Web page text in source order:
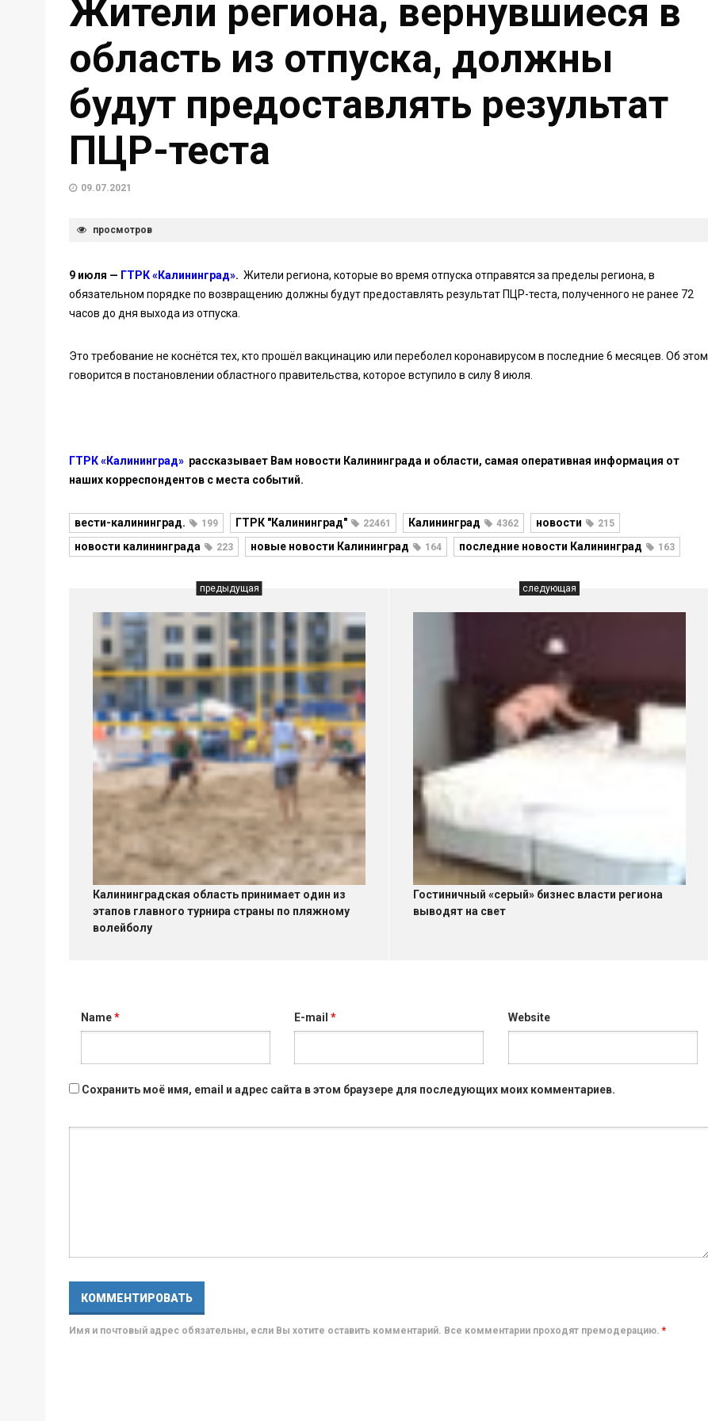
Жители региона, вернувшиеся в
область из отпуска, должны
будут предоставлять результат
ПЦР-теста
09.07.2021
просмотров
9 июля — ГТРК «Калининград». Жители региона, которые во время отпуска отправятся за пределы региона, в
обязательном порядке по возвращению должны будут предоставлять результат ПЦР-теста, полученного не ранее 72
часов до дня выхода из отпуска.
Это требование не коснётся тех, кто прошёл вакцинацию или переболел коронавирусом в последние 6 месяцев. Об этом
говорится в постановлении областного правительства, которое вступило в силу 8 июля.
ГТРК «Калининград» рассказывает Вам новости Калининграда и области, самая оперативная информация от
наших корреспондентов с места событий.
вести-калининград. 199 ГТРК "Калининград" 22461 Калининград 4362 новости 215
новости калининграда 223 новые новости Калининград 164 последние новости Калининград 163
предыдущая
Калининградская область принимает один из
этапов главного турнира страны по пляжному
волейболу
следующая
Гостиничный «серый» бизнес власти региона
выводят на свет
Name* E-mail* Website
Сохранить моё имя, email и адрес сайта в этом браузере для последующих моих комментариев.
Имя и почтовый адрес обязательны, если Вы хотите оставить комментарий. Все комментарии проходят премодерацию. *